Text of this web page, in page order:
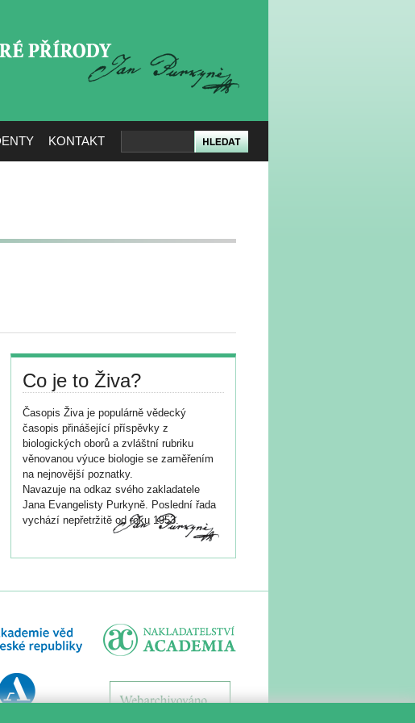
KONTAKT
Co je to Živa?
Časopis Živa je populárně vědecký
časopis přinášející příspěvky z
biologických oborů a zvláštní rubriku
věnovanou výuce biologie se zaměřením
na nejnovější poznatky.
Navazuje na odkaz svého zakladatele
Jana Evangelisty Purkyně. Poslední řada
vychází nepřetržitě od roku 1953.